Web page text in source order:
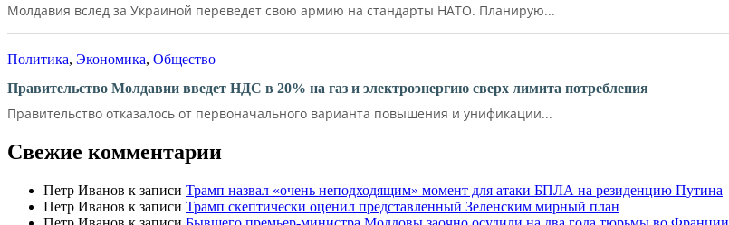
Молдавия вслед за Украиной переведет свою армию на стандарты НАТО. Планирую...
Политика, Экономика, Общество
Правительство Молдавии введет НДС в 20% на газ и электроэнергию сверх лимита потребления
Правительство отказалось от первоначального варианта повышения и унификации...
Свежие комментарии
Петр Иванов к записи Трамп назвал «очень неподходящим» момент для атаки БПЛА на резиденцию Путина
Петр Иванов к записи Трамп скептически оценил представленный Зеленским мирный план